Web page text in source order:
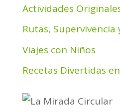
Actividades
Rutas,
Viajes con Niños
Recetas Divertidas